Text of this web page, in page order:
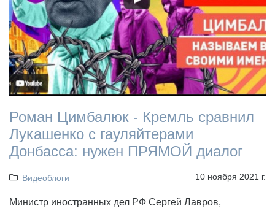
Роман Цимбалюк - Кремль сравнил
Лукашенко с гауляйтерами
Донбасса: нужен ПРЯМОЙ диалог
Видеоблоги 10 ноября 2021 г.
Министр иностранных дел РФ Сергей Лавров,